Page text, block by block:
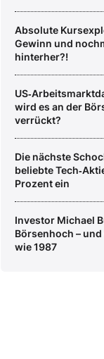
Absolute
Gewinn und
hinterher?!
wird es an der
verrückt?
Die nächste
beliebte
Prozent ein
Investor Michael
Börsenhoch –
wie 1987